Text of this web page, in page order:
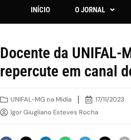
INÍCIO O JORNAL
Docente da UNIFAL-
repercute em canal
UNIFAL-MG na Mídia 17/11/2023
Igor Giugliano Esteves Rocha